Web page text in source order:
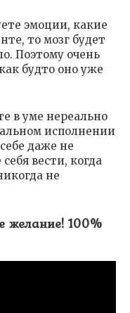
эмоции, какие
то мозг будет
Поэтому очень
будто оно уже
в уме нереально
исполнении
даже не
вести, когда
не
желание! 100%